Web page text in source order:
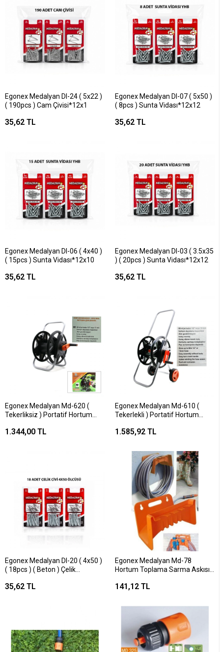
Egonex Medalyan Dl-24 ( 5x22 )
( 190pcs ) Cam Çivisi*12x1
35,62 TL
Egonex Medalyan Dl-07 ( 5x50 )
( 8pcs ) Sunta Vidası*12x12
35,62 TL
Egonex Medalyan Dl-06 ( 4x40 )
( 15pcs ) Sunta Vidası*12x10
35,62 TL
Egonex Medalyan Dl-03 ( 3.5x35
) ( 20pcs ) Sunta Vidası*12x12
35,62 TL
Egonex Medalyan Md-620 (
Tekerliksiz ) Portatif Hortum
1.344,00 TL
Egonex Medalyan Md-610 (
Tekerlekli ) Portatif Hortum
1.585,92 TL
Egonex Medalyan Dl-20 ( 4x50 )
( 18pcs ) ( Beton ) Çelik
35,62 TL
Egonex Medalyan Md-78
Hortum Toplama Sarma Askısı (
141,12 TL